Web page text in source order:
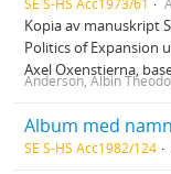
Kopia av manuskript
Politics of Expansion
Axel Oxenstierna,
Anderson, Albin
Album med
SE S-HS Acc1982/124